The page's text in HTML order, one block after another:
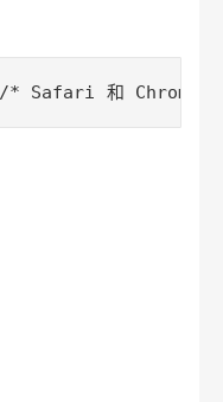
/* Safari 和 Chrome */